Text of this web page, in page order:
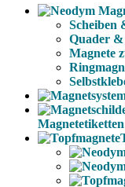
Scheiben
Quader
Magnete
Magnetetiketten